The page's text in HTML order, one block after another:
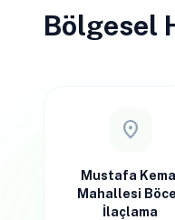
Bölgesel
location_on
Mustafa
Mahallesi
İlaçlama